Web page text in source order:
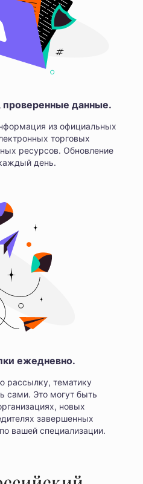
данные.
из официальных
торговых
ресурсов. Обновление
день.
ежедневно.
рассылку, тематику
сами. Это могут быть
новых
завершенных
вашей специализации.